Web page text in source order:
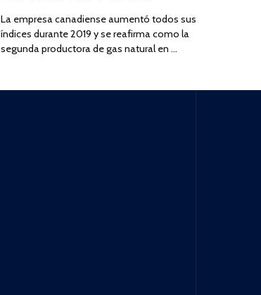
La empresa canadiense aumentó todos sus
índices durante 2019 y se reafirma como la
segunda productora de gas natural en …